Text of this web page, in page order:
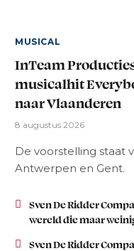
MUSICAL
InTeam
musicalhit
naar Vlaanderen
8 augustus 2026
De voorstelling staat
Antwerpen en Gent.
Sven De Ridder
wereld die maar
Sven De Ridder